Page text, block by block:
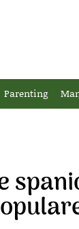
Parenting